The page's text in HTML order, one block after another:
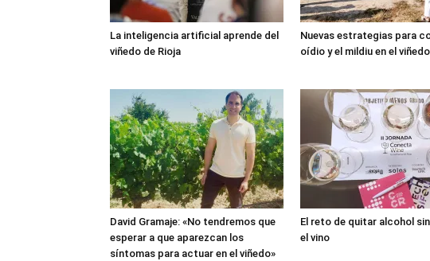
La inteligencia artificial aprende del
viñedo de Rioja
Nuevas estrategias para
oídio y el mildiu en el viñedo
David Gramaje: «No tendremos que
esperar a que aparezcan los
síntomas para actuar en el viñedo»
El reto de quitar alcohol
el vino